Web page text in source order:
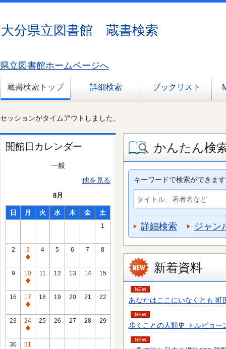
大分県立図書館 蔵書検索
県立図書館ホームページへ
蔵書検索トップ 詳細検索 ブックリスト
セッションがタイムアウトしました。
開館日カレンダー
一般
他を見る
8月
日 月 火 水 木 金 土
1
2
3
通
常
休
館
日
4 5 6 7 8
9
10
通
常
休
館
日
11 12 13 14 15
16
17
通
常
休
館
18 19 20 21 22
23
24
通
常
25 26 27 28 29
30
31
かんたん検
キーワードで検索ができます
詳細検索 ジャン
新着資料
NEW
あなたはここにいなくとも
NEW
歩くことの人類史 トルビョ
NEW